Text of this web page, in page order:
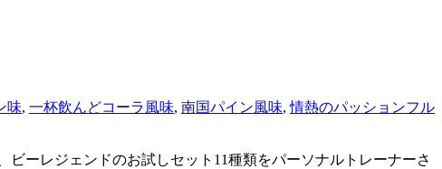
味, 一杯飲んどコーラ風味, 南国パイン風味,情熱のパッションフル
ーレジェンドのお試しセット11種類をパーソナルトレーナーさ